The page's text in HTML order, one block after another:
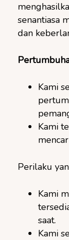
senantiasa
dan
Kami
Kami
Perilaku
Kami
saat.
Kami